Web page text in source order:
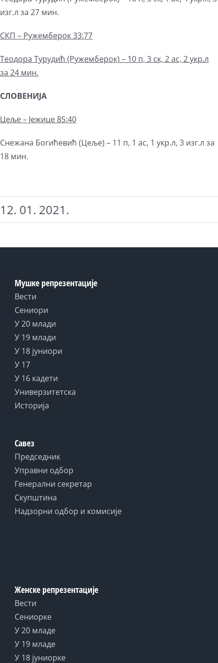
изг.л за 27 мин.
СКП – Ружемберок 33:77
Теодора Турудић (Ружемберок) – 10 п, 3 ск, 2 ас, 2 укр.л
за 24 мин.
СЛОВЕНИЈА
Цеље – Јежице 85:40
Снежана Богићевић (Цеље) – 11 п, 1 ас, 1 укр.л, 3 изг.л за
18 мин.
12. 01. 2021.
Мушке репрезентације
Вести
Сениори
У 20 млади
У 19 млади
У 18 јуниори
У 17
У 16 кадети
Универзитетска
Историја
Савез
Председник
Управни одбор
Генерални секретар
Скупштина
Надзорни одбор и комисије
Женске репрезентације
Вести
Сениорке
У 20 младе
У 19 младе
У 18 јуниорке